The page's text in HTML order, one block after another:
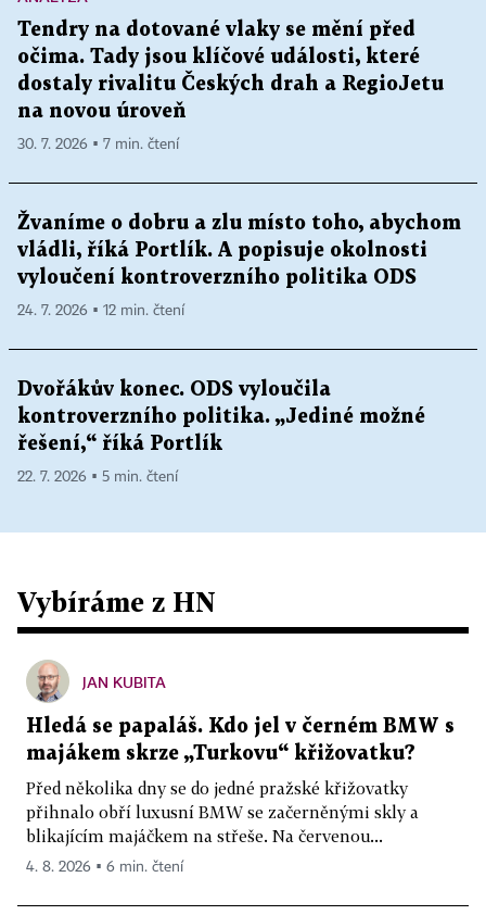
Tendry na dotované vlaky se mění před
očima. Tady jsou klíčové události, které
dostaly rivalitu Českých drah a RegioJetu
na novou úroveň
30. 7. 2026 ▪ 7 min. čtení
Žvaníme o dobru a zlu místo toho, abychom
vládli, říká Portlík. A popisuje okolnosti
vyloučení kontroverzního politika ODS
24. 7. 2026 ▪ 12 min. čtení
Dvořákův konec. ODS vyloučila
kontroverzního politika. „Jediné možné
řešení,“ říká Portlík
22. 7. 2026 ▪ 5 min. čtení
Vybíráme z HN
JAN KUBITA
Hledá se papaláš. Kdo jel v černém BMW s
majákem skrze „Turkovu“ křižovatku?
Před několika dny se do jedné pražské křižovatky
přihnalo obří luxusní BMW se začerněnými skly a
blikajícím majáčkem na střeše. Na červenou...
4. 8. 2026 ▪ 6 min. čtení